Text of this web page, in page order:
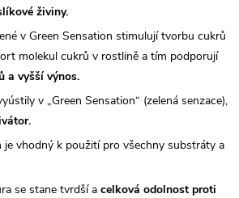
živiny.
v Green Sensation stimulují tvorbu cukrů
molekul cukrů v rostlině a tím podporují
a vyšší výnos.
v „Green Sensation“ (zelená senzace),
je vhodný k použití pro všechny substráty a
se stane tvrdší a celková odolnost proti